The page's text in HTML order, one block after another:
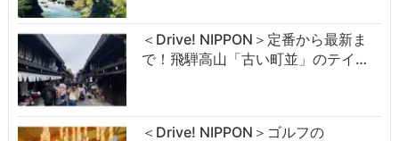
＜Drive! NIPPON＞定番から最新ま
で！飛騨高山「古い町並」のテイ…
＜Drive! NIPPON＞ゴルフの